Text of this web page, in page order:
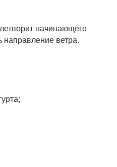
начинающего
направление ветра.